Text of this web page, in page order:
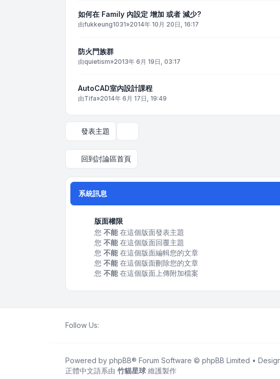
如何在 Family 內設定 增加 或者 減少?
由fukkeung1031»2014年 10月 20日, 16:17
防火門族群
由quietism»2013年 6月 19日, 03:17
AutoCAD室內設計課程
由Tifa»2014年 6月 17日, 19:49
發表主題
回到討論區首頁
系統訊息
版面權限
您 不能在這個版面發表主題
您 不能在這個版面回覆主題
您 不能在這個版面編輯您的文章
您 不能在這個版面刪除您的文章
您 不能在這個版面上傳附加檔案
Follow Us:
Powered by phpBB® Forum Software © phpBB Limited •
正體中文語系由 竹貓星球 維護製作